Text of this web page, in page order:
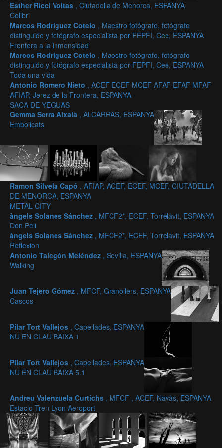
Esther Ricci Voltas , Ciutadella de Menorca, ESPANYA
Colibri
Marcos Rodríguez Cotelo , Maestro fotógrafo, fotógrafo
distinguido y fotógrafo especialista por FEPFI, Cee, ESPANYA
Frontera a la inmensidad
Marcos Rodríguez Cotelo , Maestro fotógrafo, fotógrafo
distinguido y fotógrafo especialista por FEPFI, Cee, ESPANYA
Toda una vida
Antonio Romero Nieto , ACEF ECEF MCEF AFAF EFAF MFAF
AFIAP, Jerez de la Frontera, ESPANYA
SACA DE YEGUAS
Gemma Serra Aixalà , ALCARRAS, ESPANYA
Embolicats
Ramon Silvela Capó , AFIAP, ACEF, ECEF, MCEF, CIUTADELLA
DE MENORCA, ESPANYA
METAL CITY
àngels Solanes Sánchez , MFCF2*, ECEF, Torrelavit, ESPANYA
Don Peli
àngels Solanes Sánchez , MFCF2*, ECEF, Torrelavit, ESPANYA
Reflexion
Antonio Talegón Meléndez , Sevilla, ESPANYA
Walking
Juan Tejero Gómez , MFCF, Granollers, ESPANYA
Cascos
Pilar Tort Vallejos , Capellades, ESPANYA
NU EN CLAU BAIXA 1
Pilar Tort Vallejos , Capellades, ESPANYA
NU EN CLAU BAIXA 5.1
Andreu Valenzuela Curtichs , MFCF , ACEF, Navàs, ESPANYA
Estacio Tren Lyon Aeroport